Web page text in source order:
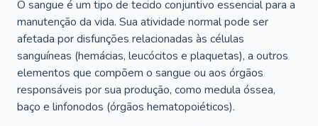
O sangue é um tipo de tecido conjuntivo essencial para a
manutenção da vida. Sua atividade normal pode ser
afetada por disfunções relacionadas às células
sanguíneas (hemácias, leucócitos e plaquetas), a outros
elementos que compõem o sangue ou aos órgãos
responsáveis por sua produção, como medula óssea,
baço e linfonodos (órgãos hematopoiéticos).